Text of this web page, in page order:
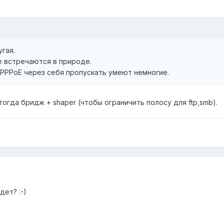
встречаются в природе.
через себя пропускать умеют немногие.
бридж + shaper (чтобы ограничить полосу для ftp,smb).
:-)